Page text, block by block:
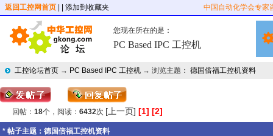
返回工控网首页 | 添加到收藏夹 中国自动化学会专家
您现在所在的是：
PC Based IPC 工控机
工控论坛首页 → PC Based IPC 工控机 → 浏览主题： 德国倍福工控机资料
回帖： 18个，阅读： 6432次 [上一页] [1] [2]
* 帖子主题： 德国倍福工控机资料